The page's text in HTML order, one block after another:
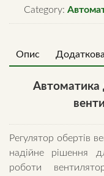
Category:
Опис
Автоматика
Регулятор обертів
надійне рішення
роботи